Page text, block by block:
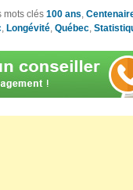
mots clés 100 ans,
, Longévité, Québec,